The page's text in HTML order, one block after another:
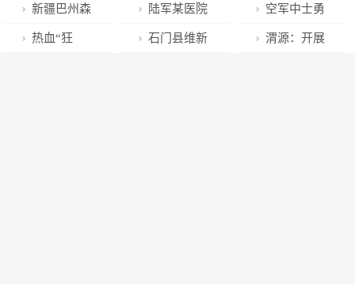
西举行森林火
灾应急处置演
送祝福 文职干部荣立
三等功
承纪色记忆 打
造"国防教
射遥感三十四
号04星
四星”发射成功
新疆巴州森
林消防支队“四
陆军某医院
开展2023年度
空军中士勇
闯火场救出一
热血“狂 石门县维新 渭源：开展